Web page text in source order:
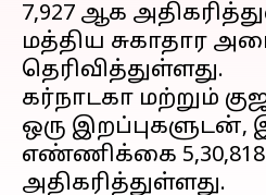
7,927 ஆக
மத்திய சுகாதார
தெரிவித்துள்ளது.
கர்நாடகா மற்றும்
ஒரு இறப்புகளுடன்,
எண்ணிக்கை
அதிகரித்துள்ளது.